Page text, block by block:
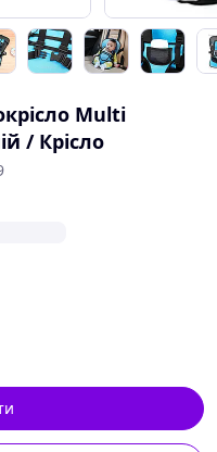
Multi
/ Крісло